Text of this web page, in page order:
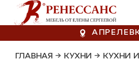
ГЛАВНАЯ → КУХНИ → КУХНИ